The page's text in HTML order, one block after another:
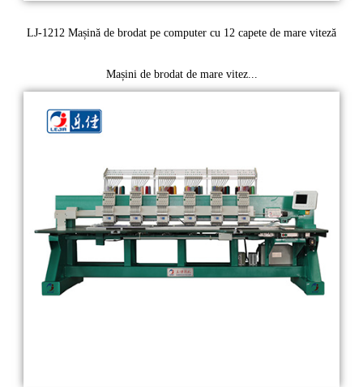
LJ-1212 Mașină de brodat pe computer cu 12 capete de mare viteză
Mașini de brodat de mare vitez...